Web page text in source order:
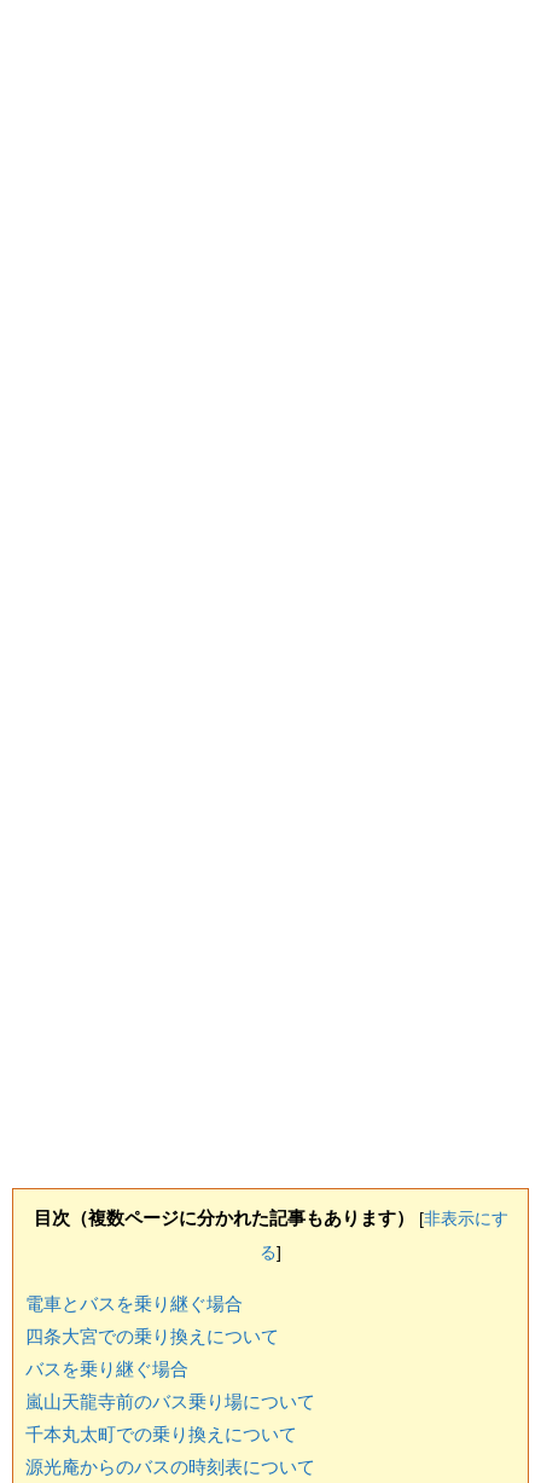
目次（複数ページに分かれた記事もあります） [非表示にす
る]
電車とバスを乗り継ぐ場合
四条大宮での乗り換えについて
バスを乗り継ぐ場合
嵐山天龍寺前のバス乗り場について
千本丸太町での乗り換えについて
源光庵からのバスの時刻表について